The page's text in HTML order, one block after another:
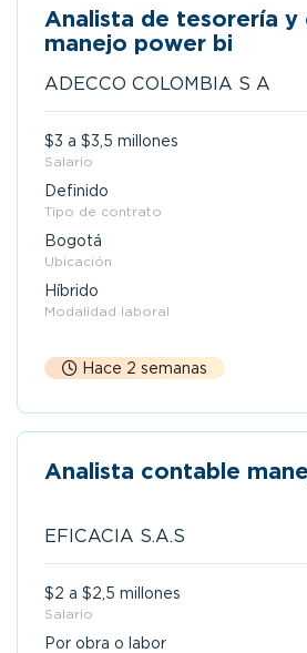
Analista de tesorería y
manejo power bi
ADECCO COLOMBIA S A
$3 a $3,5 millones
Salario
Definido
Tipo de contrato
Bogotá
Ubicación
Híbrido
Modalidad laboral
Hace 2 semanas
Analista contable
EFICACIA S.A.S
$2 a $2,5 millones
Salario
Por obra o labor